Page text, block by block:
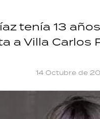
tenía 13
a Villa Carlos
14 Octubre de